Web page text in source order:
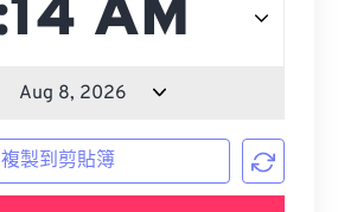
複製到剪貼簿